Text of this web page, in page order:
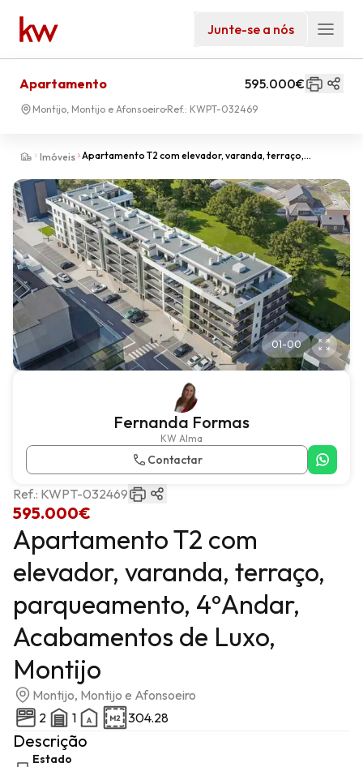
Junte-se a nós
Imóveis Apartamento T2 com elevador, varanda, terraço,
Apartamento 595.000€
Montijo, Montijo e Afonsoeiro Ref.: KWPT-032469
01-00
Fernanda Formas
KW Alma
Contactar
595.000€
Ref.: KWPT-032469
Apartamento T2 com
elevador, varanda, terraço,
parqueamento, 4ºAndar,
Acabamentos de Luxo,
Montijo
Montijo, Montijo e Afonsoeiro
2
1 304.28
Descrição
Estado